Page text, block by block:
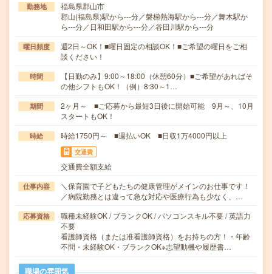
勤務地
福島県郡山市
郡山(福島県)駅から---分／磐梯熱海駅から---分／舞木駅か
ら---分／日和田駅から---分／谷田川駅から---分
曜日頻度
週2日～OK！■曜日固定の相談OK！■ご希望の曜日をご相
談ください！
時間
【日勤のみ】9:00～18:00（休憩60分）■ご希望があればそ
の他シフトもOK！（例）8:30～1…
期間
2ヶ月～ ■ご応募から最短3日後に開始可能 9月～、10月
スタートもOK！
時給 時給1750円～ ■週払いOK ■日収1万4000円以上
交通費
交通費全額支給
仕事内容
＼保育園で子どもたちの健康管理がメインのお仕事です！
／病院勤務とは違って急な対応や医療行為も少なく、…
応募資格
職種未経験OK / ブランクOK / パソコンスキル不要 / 英語力
不要
看護師資格（または准看護師資格）をお持ちの方！・年齢
不問・未経験OK・ブランクOK※志望動機や履歴書…
職場の雰囲気